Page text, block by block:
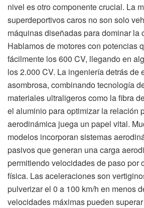
nivel es otro componente crucial. La
superdeportivos caros no son solo
máquinas diseñadas para dominar la
Hablamos de motores con potencias
fácilmente los 600 CV, llegando en
los 2.000 CV. La ingeniería detrás de
asombrosa, combinando tecnología
materiales ultraligeros como la fibra
el aluminio para optimizar la relación
aerodinámica juega un papel vital.
modelos incorporan sistemas
pasivos que generan una carga
permitiendo velocidades de paso por
física. Las aceleraciones son
pulverizar el 0 a 100 km/h en menos
velocidades máximas pueden